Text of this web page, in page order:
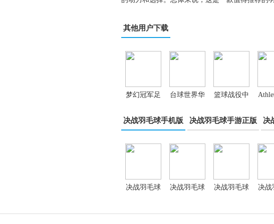
其他用户下载
梦幻冠军足
球小米版
台球世界华
为版
篮球战役中
文版 季
决战羽毛球手机版 决战羽毛球手游正版 决
决战羽毛球 决战羽毛球 决战羽毛球 决战